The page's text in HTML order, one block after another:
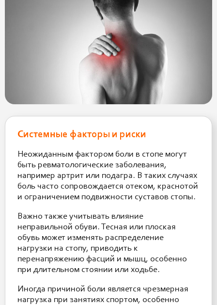
Системные факторы и риски
Неожиданным фактором боли в стопе могут
быть ревматологические заболевания,
например артрит или подагра. В таких случаях
боль часто сопровождается отеком, краснотой
и ограничением подвижности суставов стопы.
Важно также учитывать влияние
неправильной обуви. Тесная или плоская
обувь может изменять распределение
нагрузки на стопу, приводить к
перенапряжению фасций и мышц, особенно
при длительном стоянии или ходьбе.
Иногда причиной боли является чрезмерная
нагрузка при занятиях спортом, особенно